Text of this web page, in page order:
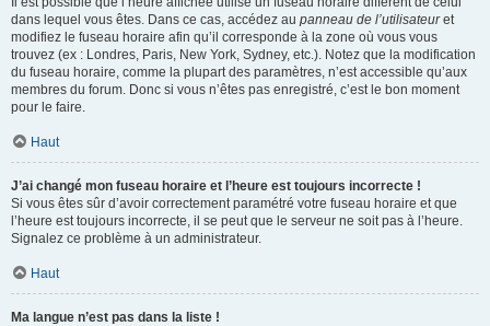
dans lequel vous êtes. Dans ce cas, accédez au panneau de l’utilisateuret
modifiez le fuseau horaire afin qu’il corresponde à la zone où vous vous
trouvez (ex : Londres, Paris, New York, Sydney, etc.). Notez que la modification
du fuseau horaire, comme la plupart des paramètres, n’est accessible qu’aux
membres du forum. Donc si vous n’êtes pas enregistré, c’est le bon moment
pour le faire.
Haut
J’ai changé mon fuseau horaire et l’heure est toujours incorrecte !
Si vous êtes sûr d’avoir correctement paramétré votre fuseau horaire et que
l’heure est toujours incorrecte, il se peut que le serveur ne soit pas à l’heure.
Signalez ce problème à un administrateur.
Haut
Ma langue n’est pas dans la liste !